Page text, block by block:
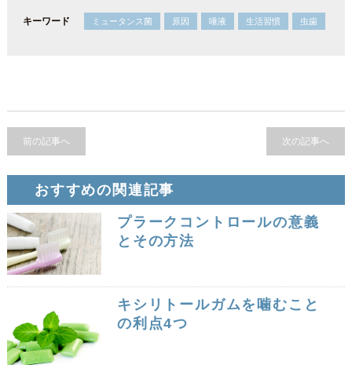
キーワード ミュータンス菌 原因 唾液 生活習慣 虫歯
前の記事へ 次の記事へ
おすすめの関連記事
プラークコントロールの意義
とその方法
キシリトールガムを噛むこと
の利点4つ